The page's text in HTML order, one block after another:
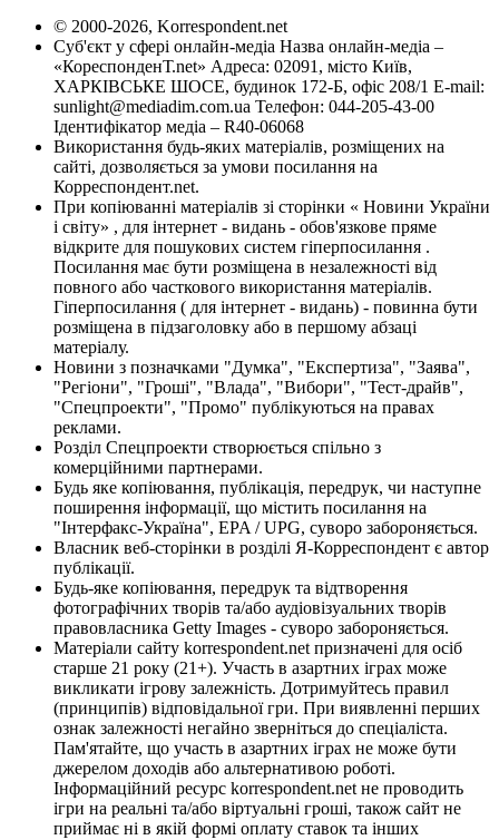
© 2000-2026, Korrespondent.net
Суб'єкт у сфері онлайн-медіа Назва онлайн-медіа –
«КореспонденТ.net» Адреса: 02091, місто Київ,
ХАРКІВСЬКЕ ШОСЕ, будинок 172-Б, офіс 208/1 E-mail:
sunlight@mediadim.com.ua Телефон: 044-205-43-00
Ідентифікатор медіа – R40-06068
Використання будь-яких матеріалів, розміщених на
сайті, дозволяється за умови посилання на
Корреспондент.net.
При копіюванні матеріалів зі сторінки « Новини України
і світу» , для інтернет - видань - обов'язкове пряме
відкрите для пошукових систем гіперпосилання .
Посилання має бути розміщена в незалежності від
повного або часткового використання матеріалів.
Гіперпосилання ( для інтернет - видань) - повинна бути
розміщена в підзаголовку або в першому абзаці
матеріалу.
Новини з позначками "Думка", "Експертиза", "Заява",
"Регіони", "Гроші", "Влада", "Вибори", "Тест-драйв",
"Спецпроекти", "Промо" публікуються на правах
реклами.
Розділ Спецпроекти створюється спільно з
комерційними партнерами.
Будь яке копіювання, публікація, передрук, чи наступне
поширення інформації, що містить посилання на
"Інтерфакс-Україна", EPA / UPG, суворо забороняється.
Власник веб-сторінки в розділі Я-Корреспондент є автор
публікації.
Будь-яке копіювання, передрук та відтворення
фотографічних творів та/або аудіовізуальних творів
правовласника Getty Images - суворо забороняється.
Матеріали сайту korrespondent.net призначені для осіб
старше 21 року (21+). Участь в азартних іграх може
викликати ігрову залежність. Дотримуйтесь правил
(принципів) відповідальної гри. При виявленні перших
ознак залежності негайно зверніться до спеціаліста.
Пам'ятайте, що участь в азартних іграх не може бути
джерелом доходів або альтернативою роботі.
Інформаційний ресурс korrespondent.net не проводить
ігри на реальні та/або віртуальні гроші, також сайт не
приймає ні в якій формі оплату ставок та інших